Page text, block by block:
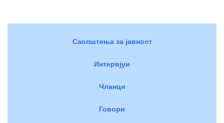
Саопштења за јавност
Интервјуи
Чланци
Говори